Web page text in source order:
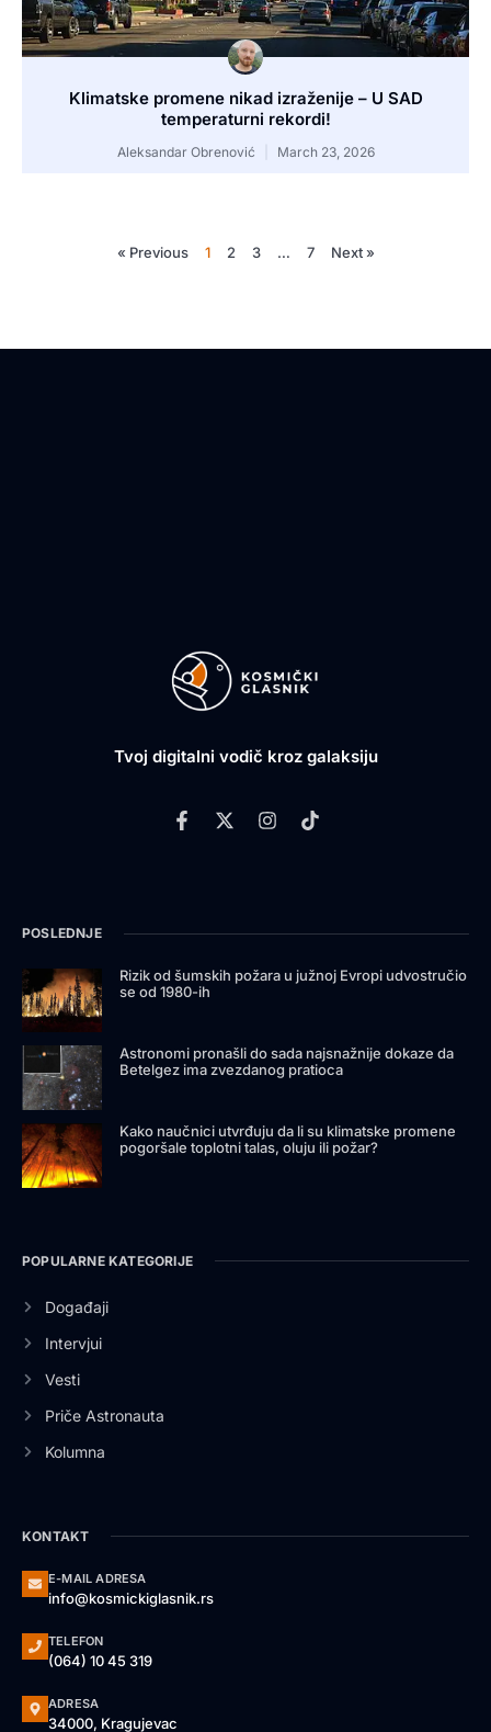
Klimatske promene nikad izraženije – U SAD
temperaturni rekordi!
Aleksandar Obrenović March 23, 2026
« Previous 1 2 3 … 7 Next »
Tvoj digitalni vodič kroz galaksiju
POSLEDNJE
Rizik od šumskih požara u južnoj Evropi udvostručio
se od 1980-ih
Astronomi pronašli do sada najsnažnije dokaze da
Betelgez ima zvezdanog pratioca
Kako naučnici utvrđuju da li su klimatske promene
pogoršale toplotni talas, oluju ili požar?
POPULARNE KATEGORIJE
Događaji
Intervjui
Vesti
Priče Astronauta
Kolumna
KONTAKT
E-MAIL ADRESA
info@kosmickiglasnik.rs
TELEFON
(064) 10 45 319
ADRESA
34000, Kragujevac